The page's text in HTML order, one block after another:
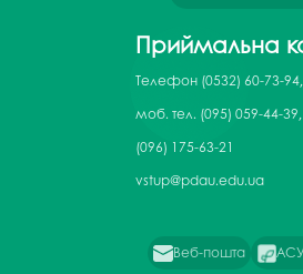
Приймальна
Телефон (0532) 60-73-94,
моб. тел. (095) 059-44-39,
(096) 175-63-21
vstup@pdau.edu.ua
Веб-пошта